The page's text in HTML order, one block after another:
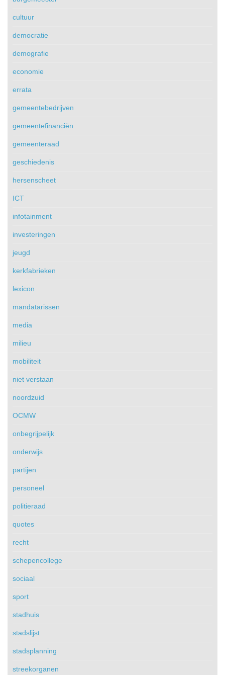
cultuur
democratie
demografie
economie
errata
gemeentebedrijven
gemeentefinanciën
gemeenteraad
geschiedenis
hersenscheet
ICT
infotainment
investeringen
jeugd
kerkfabrieken
lexicon
mandatarissen
media
milieu
mobiliteit
niet verstaan
noordzuid
OCMW
onbegrijpelijk
onderwijs
partijen
personeel
politieraad
quotes
recht
schepencollege
sociaal
sport
stadhuis
stadslijst
stadsplanning
streekorganen